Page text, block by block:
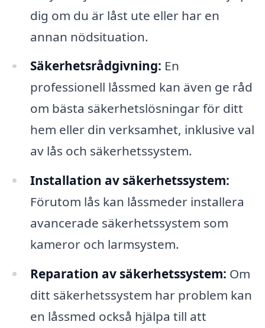
dig om du är låst ute eller har en
annan nödsituation.
Säkerhetsrådgivning: En
professionell låssmed kan även ge råd
om bästa säkerhetslösningar för ditt
hem eller din verksamhet, inklusive val
av lås och säkerhetssystem.
Installation av säkerhetssystem:
Förutom lås kan låssmeder installera
avancerade säkerhetssystem som
kameror och larmsystem.
Reparation av säkerhetssystem: Om
ditt säkerhetssystem har problem kan
en låssmed också hjälpa till att